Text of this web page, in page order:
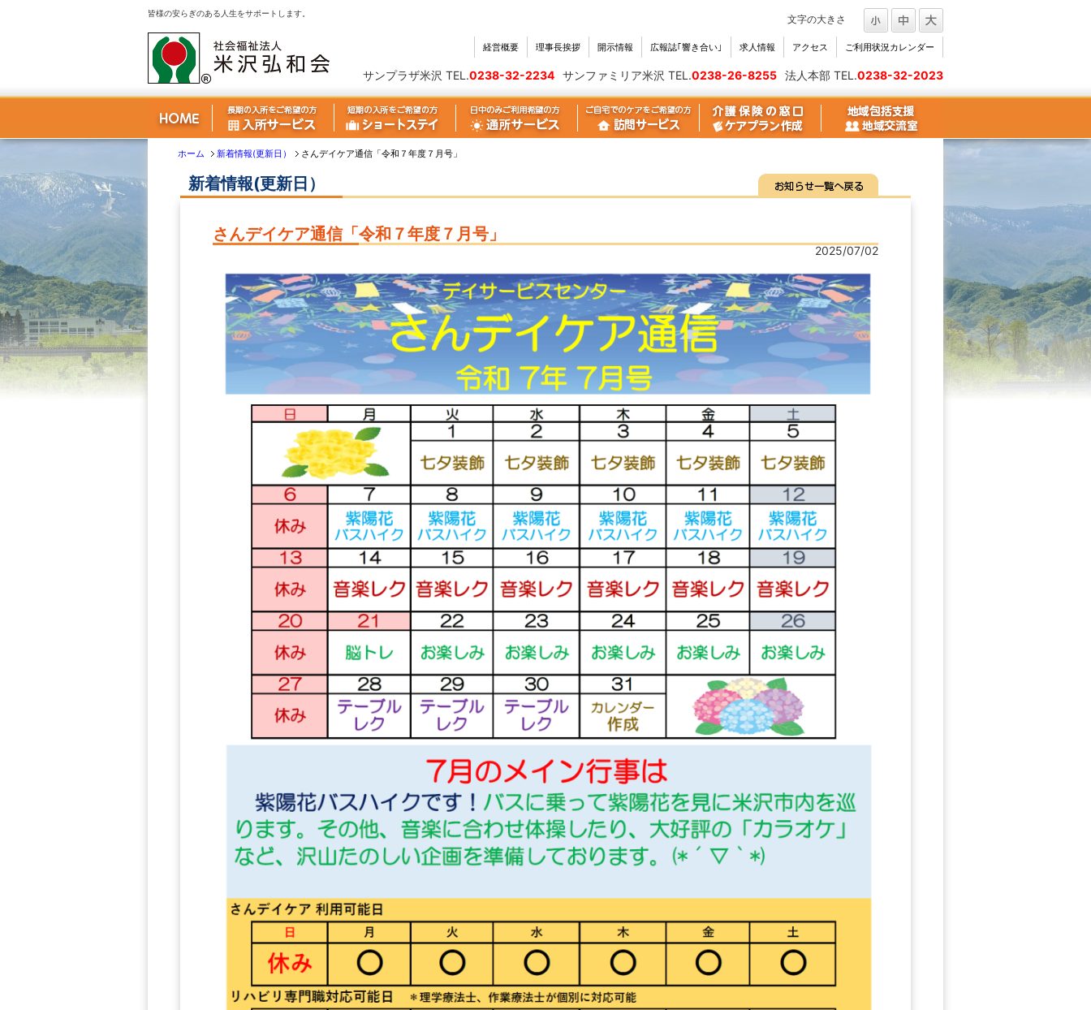
皆様の安らぎのある人生をサポートします。 文字の大きさ
経営概要 理事長挨拶 開示情報 広報誌｢響き合い ｣ 求人情報 アクセス ご利用状況カレンダー
サンプラザ米沢 TEL.0238-32-2234 サンファミリア米沢 TEL.0238-26-8255 法人本部 TEL.0238-32-2023
ホーム 新着情報(更新日） さんデイケア通信「令和７年度７月号」
新着情報(更新日）
さんデイケア通信「令和７年度７月号」
2025/07/02